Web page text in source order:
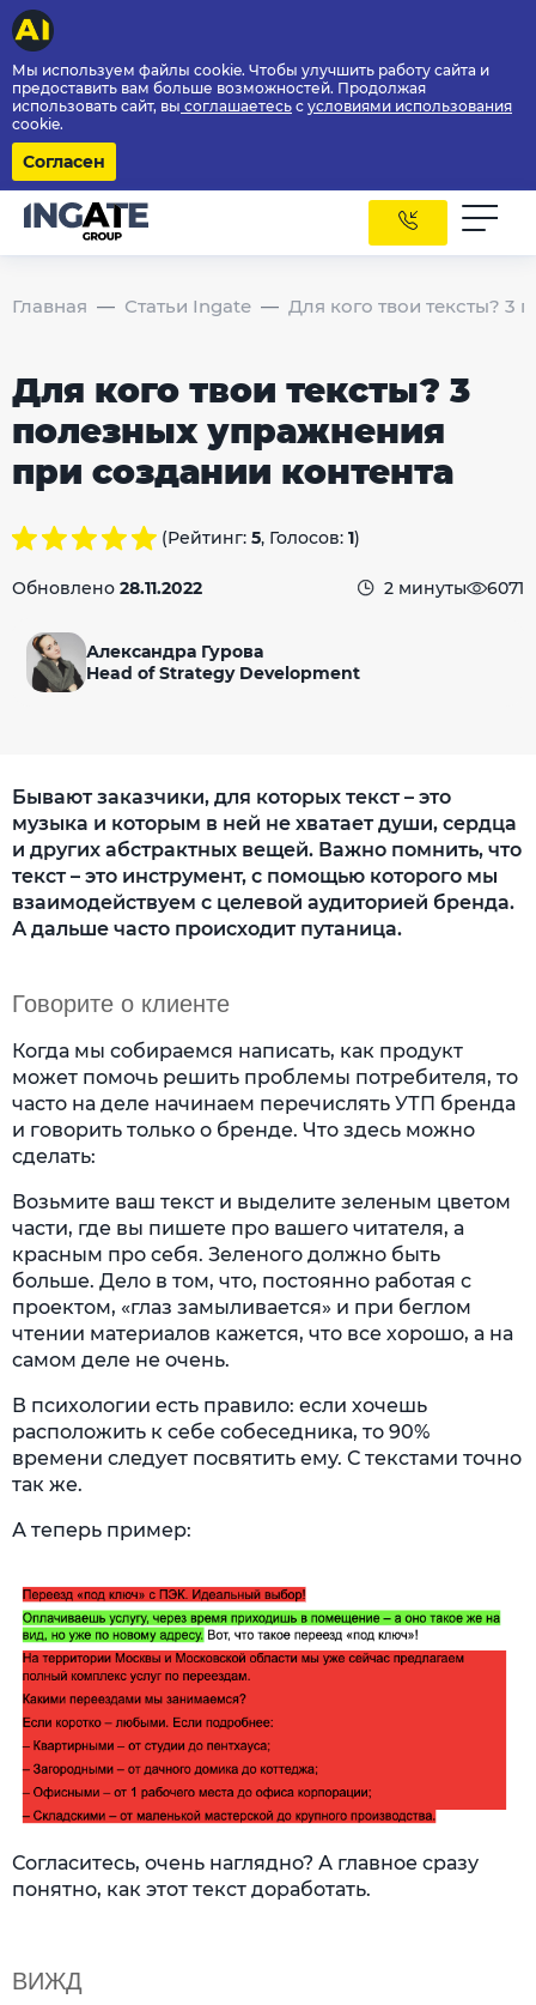
Мы используем файлы cookie. Чтобы улучшить работу сайта и
предоставить вам больше возможностей. Продолжая
использовать сайт, вы соглашаетесь с условиями использования
cookie.
Согласен
Главная Статьи Ingate Для кого твои тексты? 3
Для кого твои тексты? 3
полезных упражнения
при создании контента
(Рейтинг: 5, Голосов: 1)
Обновлено 28.11.2022 2 минуты 6071
Александра Гурова
Head of Strategy Development
Бывают заказчики, для которых текст – это
музыка и которым в ней не хватает души, сердца
и других абстрактных вещей. Важно помнить, что
текст – это инструмент, с помощью которого мы
взаимодействуем с целевой аудиторией бренда.
А дальше часто происходит путаница.
Говорите о клиенте
Когда мы собираемся написать, как продукт
может помочь решить проблемы потребителя, то
часто на деле начинаем перечислять УТП бренда
и говорить только о бренде. Что здесь можно
сделать:
Возьмите ваш текст и выделите зеленым цветом
части, где вы пишете про вашего читателя, а
красным про себя. Зеленого должно быть
больше. Дело в том, что, постоянно работая с
проектом, «глаз замыливается» и при беглом
чтении материалов кажется, что все хорошо, а на
самом деле не очень.
В психологии есть правило: если хочешь
расположить к себе собеседника, то 90%
времени следует посвятить ему. С текстами точно
так же.
А теперь пример:
Согласитесь, очень наглядно? А главное сразу
понятно, как этот текст доработать.
ВИЖД